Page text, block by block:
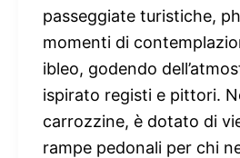
passeggiate turistiche,
momenti di
ibleo, godendo
ispirato registi e pittori.
carrozzine, è dotato di
rampe pedonali per chi